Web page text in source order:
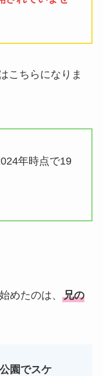
こちらになりま
年時点で19
めたのは、 兄の
園でスケ